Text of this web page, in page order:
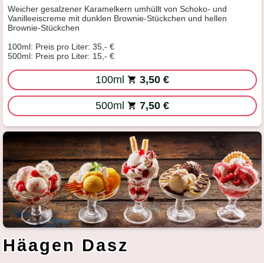
Weicher gesalzener Karamelkern umhüllt von Schoko- und
Vanilleeiscreme mit dunklen Brownie-Stückchen und hellen
Brownie-Stückchen
100ml: Preis pro Liter: 35,- €
500ml: Preis pro Liter: 15,- €
100ml 3,50 €
500ml 7,50 €
Häagen Dasz